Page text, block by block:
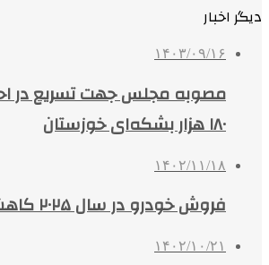
دیگر اخبار
۱۴۰۳/۰۹/۱۶
مصوبه مجلس جهت تسریع در
۱۸۰ هزار بشکه‌ای خوزستان
۱۴۰۲/۱۱/۱۸
فروش خودرو در سال ۲۰۲۵ کاهش می‌یابد
۱۴۰۲/۱۰/۲۱